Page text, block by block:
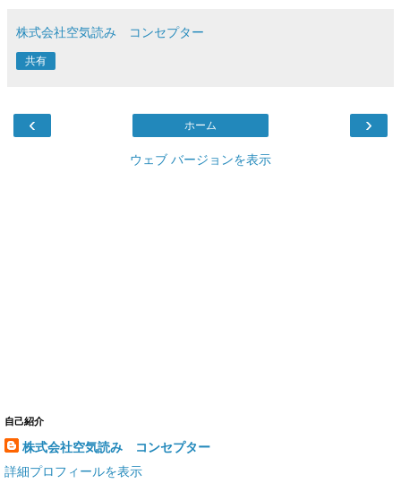
株式会社空気読み コンセプター
共有
‹ ›
ホーム
ウェブ バージョンを表示
自己紹介
株式会社空気読み コンセプター
詳細プロフィールを表示